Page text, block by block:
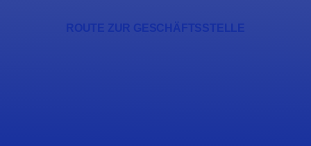
ROUTE ZUR GESCHÄFTSSTELLE